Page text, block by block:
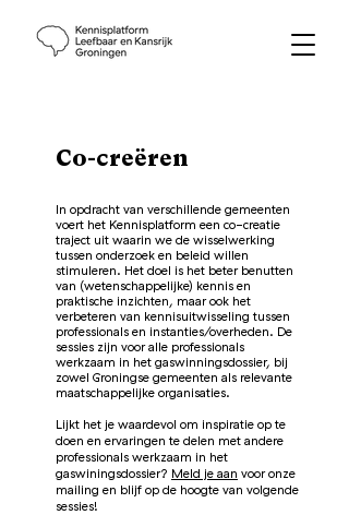
Co-creëren
In opdracht van verschillende gemeenten
voert het Kennisplatform een co-creatie
traject uit waarin we de wisselwerking
tussen onderzoek en beleid willen
stimuleren. Het doel is het beter benutten
van (wetenschappelijke) kennis en
praktische inzichten, maar ook het
verbeteren van kennisuitwisseling tussen
professionals en instanties/overheden. De
sessies zijn voor alle professionals
werkzaam in het gaswinningsdossier, bij
zowel Groningse gemeenten als relevante
maatschappelijke organisaties.
Lijkt het je waardevol om inspiratie op te
doen en ervaringen te delen met andere
professionals werkzaam in het
gaswiningsdossier? Meld je aan voor onze
mailing en blijf op de hoogte van volgende
sessies!